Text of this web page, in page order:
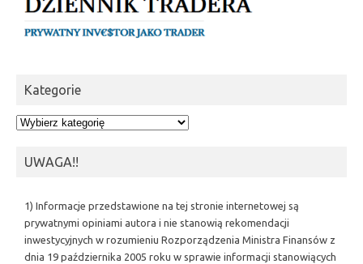
Kategorie
Kategorie
UWAGA!!
1) Informacje przedstawione na tej stronie internetowej są
prywatnymi opiniami autora i nie stanowią rekomendacji
inwestycyjnych w rozumieniu Rozporządzenia Ministra Finansów z
dnia 19 października 2005 roku w sprawie informacji stanowiących